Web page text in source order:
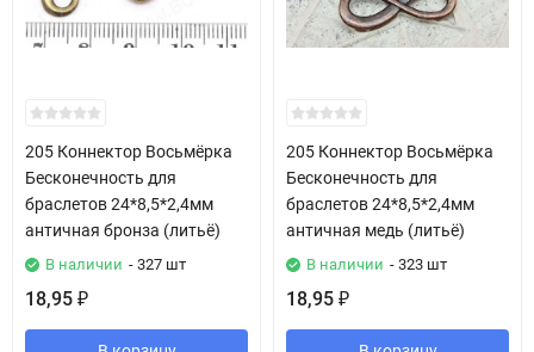
205 Коннектор Восьмёрка
Бесконечность для
браслетов 24*8,5*2,4мм
античная бронза (литьё)
В наличии - 327 шт
18,95 ₽
205 Коннектор Восьмёрка
Бесконечность для
браслетов 24*8,5*2,4мм
античная медь (литьё)
В наличии - 323 шт
18,95 ₽